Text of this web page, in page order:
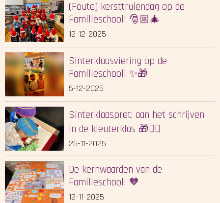
(Foute) kersttruiendag op de
Familieschool! 🎅🏼🎄
12-12-2025
Sinterklaasviering op de
Familieschool! ✨🎁
5-12-2025
Sinterklaaspret: aan het schrijven
in de kleuterklas 🎁✍🏻
26-11-2025
De kernwaarden van de
Familieschool! 🧡
12-11-2025